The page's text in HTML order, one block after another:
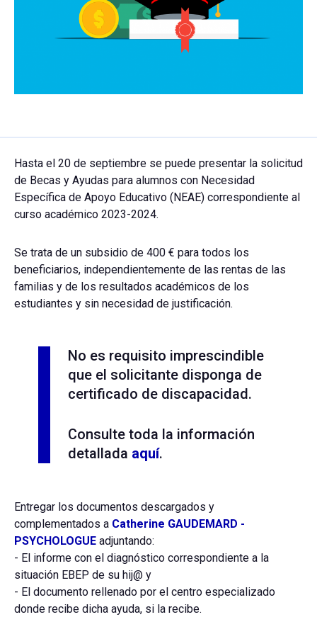
Hasta el 20 de septiembre se puede presentar la solicitud
de Becas y Ayudas para alumnos con Necesidad
Específica de Apoyo Educativo (NEAE) correspondiente al
curso académico 2023-2024.
Se trata de un subsidio de 400 € para todos los
beneficiarios, independientemente de las rentas de las
familias y de los resultados académicos de los
estudiantes y sin necesidad de justificación.
No es requisito imprescindible
que el solicitante disponga de
certificado de discapacidad.
Consulte toda la información
detallada aquí.
Entregar los documentos descargados y
complementados a Catherine GAUDEMARD -
PSYCHOLOGUE adjuntando:
- El informe con el diagnóstico correspondiente a la
situación EBEP de su hij@ y
- El documento rellenado por el centro especializado
donde recibe dicha ayuda, si la recibe.